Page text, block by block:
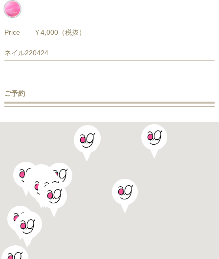
Price ￥4,000（税抜）
ネイル220424
ご予約